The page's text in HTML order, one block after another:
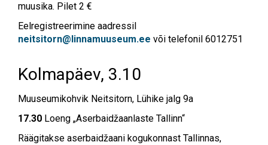
muusika. Pilet 2 €
Eelregistreerimine aadressil
neitsitorn@linnamuuseum.ee või telefonil 6012751
Kolmapäev, 3.10
Muuseumikohvik Neitsitorn, Lühike jalg 9a
17.30 Loeng „Aserbaidžaanlaste Tallinn“
Räägitakse aserbaidžaani kogukonnast Tallinnas,